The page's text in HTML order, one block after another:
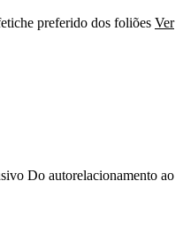
preferido dos foliões Ver
Do autorelacionamento ao